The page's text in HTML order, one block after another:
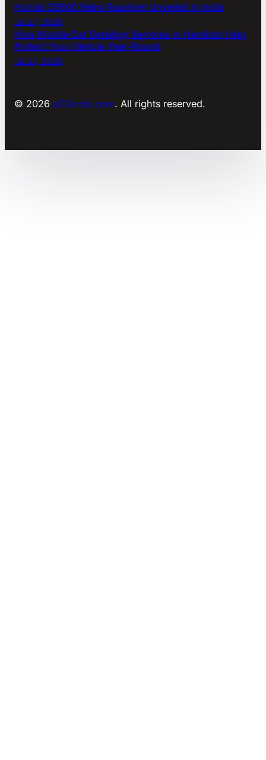
Honda CB500 Retro Roadster Unveiled in India
Jul 27, 2026
How Mobile Car Detailing Services in Hamilton Help
Protect Your Vehicle Year-Round
Jul 27, 2026
© 2026 a23india.com. All rights reserved.